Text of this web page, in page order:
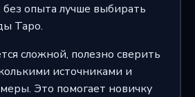
без опыта лучше выбирать
Таро.
сложной, полезно сверить
источниками и
Это помогает новичку